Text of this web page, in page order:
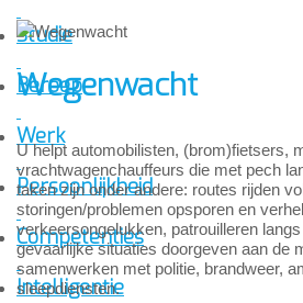
Studie
Beroep
Werk
Persoonlijkheid
Competenties
Intelligentie
Wegenwacht
U helpt automobilisten, (brom)fietsers,
vrachtwagenchauffeurs die met pech
taken zijn onder andere: routes rijden
storingen/problemen opsporen en
verkeersongelukken, patrouilleren
gevaarlijke situaties doorgeven aan de
samenwerken met politie, brandweer,
sleepdiensten.